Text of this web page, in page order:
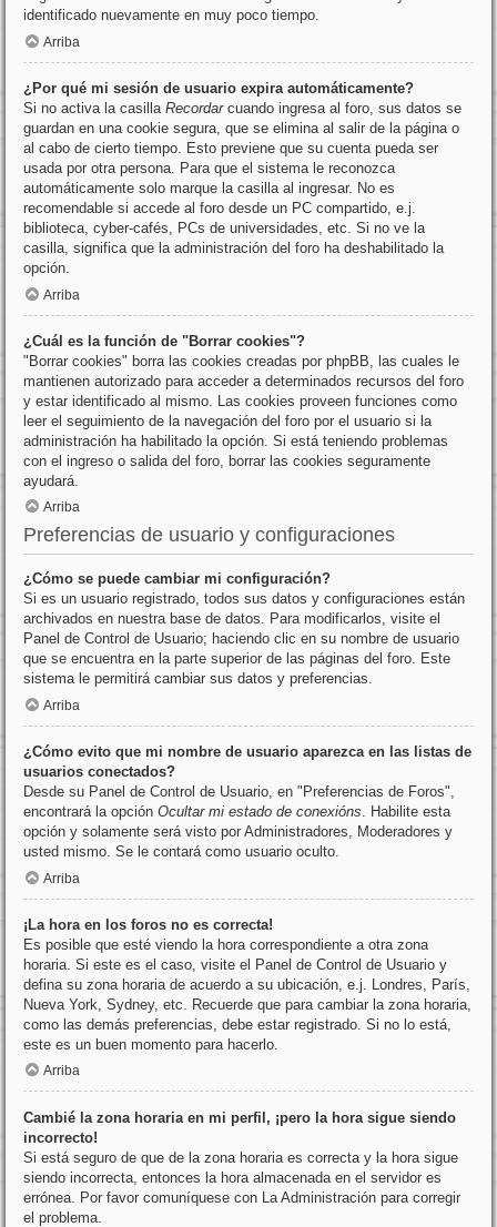
identificado nuevamente en muy poco tiempo.
Arriba
¿Por qué mi sesión de usuario expira automáticamente?
Si no activa la casilla Recordarcuando ingresa al foro, sus datos se
guardan en una cookie segura, que se elimina al salir de la página o
al cabo de cierto tiempo. Esto previene que su cuenta pueda ser
usada por otra persona. Para que el sistema le reconozca
automáticamente solo marque la casilla al ingresar. No es
recomendable si accede al foro desde un PC compartido, e.j.
biblioteca, cyber-cafés, PCs de universidades, etc. Si no ve la
casilla, significa que la administración del foro ha deshabilitado la
opción.
Arriba
¿Cuál es la función de "Borrar cookies"?
"Borrar cookies" borra las cookies creadas por phpBB, las cuales le
mantienen autorizado para acceder a determinados recursos del foro
y estar identificado al mismo. Las cookies proveen funciones como
leer el seguimiento de la navegación del foro por el usuario si la
administración ha habilitado la opción. Si está teniendo problemas
con el ingreso o salida del foro, borrar las cookies seguramente
ayudará.
Arriba
Preferencias de usuario y configuraciones
¿Cómo se puede cambiar mi configuración?
Si es un usuario registrado, todos sus datos y configuraciones están
archivados en nuestra base de datos. Para modificarlos, visite el
Panel de Control de Usuario; haciendo clic en su nombre de usuario
que se encuentra en la parte superior de las páginas del foro. Este
sistema le permitirá cambiar sus datos y preferencias.
Arriba
¿Cómo evito que mi nombre de usuario aparezca en las listas de
usuarios conectados?
Desde su Panel de Control de Usuario, en "Preferencias de Foros",
encontrará la opción Ocultar mi estado de conexións . Habilite esta
opción y solamente será visto por Administradores, Moderadores y
usted mismo. Se le contará como usuario oculto.
Arriba
¡La hora en los foros no es correcta!
Es posible que esté viendo la hora correspondiente a otra zona
horaria. Si este es el caso, visite el Panel de Control de Usuario y
defina su zona horaria de acuerdo a su ubicación, e.j. Londres, París,
Nueva York, Sydney, etc. Recuerde que para cambiar la zona horaria,
como las demás preferencias, debe estar registrado. Si no lo está,
este es un buen momento para hacerlo.
Arriba
Cambié la zona horaria en mi perfil, ¡pero la hora sigue siendo
incorrecto!
Si está seguro de que de la zona horaria es correcta y la hora sigue
siendo incorrecta, entonces la hora almacenada en el servidor es
errónea. Por favor comuníquese con La Administración para corregir
el problema.